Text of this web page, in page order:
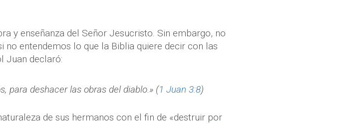
y enseñanza del Señor Jesucristo. Sin embargo, no
entendemos lo que la Biblia quiere decir con las
Juan declaró:
para deshacer las obras del diablo.» (1 Juan 3:8)
de sus hermanos con el fin de «destruir por